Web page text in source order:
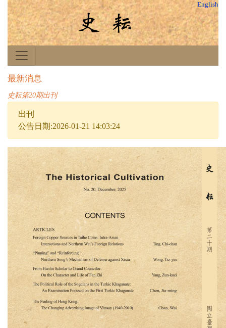
English
最新消息
史耘第20期出刊
出刊
公告日期:2026-01-21 14:03:24